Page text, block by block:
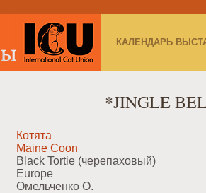
КАЛЕНДАРЬ
*JINGLE
Котята
Maine Coon
Black Tortie (черепаховый)
Europe
Омельченко О.